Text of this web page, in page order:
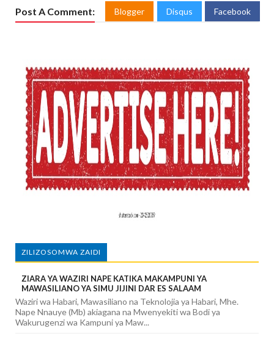
Post A Comment: Blogger Disqus Facebook
ZILIZOSOMWA ZAIDI
ZIARA YA WAZIRI NAPE KATIKA MAKAMPUNI YA
MAWASILIANO YA SIMU JIJINI DAR ES SALAAM
Waziri wa Habari, Mawasiliano na Teknolojia ya Habari, Mhe.
Nape Nnauye (Mb) akiagana na Mwenyekiti wa Bodi ya
Wakurugenzi wa Kampuni ya Maw...